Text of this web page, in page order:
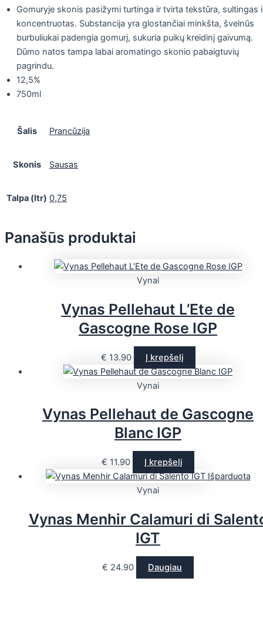
Gomuryje skonis pasižymi turtinga ir tvirta tekstūra, sultingas
koncentruotas. Substancija yra glostančiai minkšta, švelnūs
burbuliukai padengia gomurį, sukuria puikų kreidinį gaivumą.
Dūmo natos tampa labai aromatingo skonio pabaigtuvių
pagrindu.
12,5%
750ml
Šalis Prancūzija
Skonis Sausas
Talpa (ltr) 0,75
Panašūs produktai
Vynai
Vynas Pellehaut L’Ete de
Gascogne Rose IGP
€ 13.90 Į krepšelį
Vynai
Vynas Pellehaut de Gascogne
Blanc IGP
€ 11.90
Į krepšelį
Išparduota
Vynai
Vynas Menhir Calamuri di
IGT
€ 24.90 Daugiau